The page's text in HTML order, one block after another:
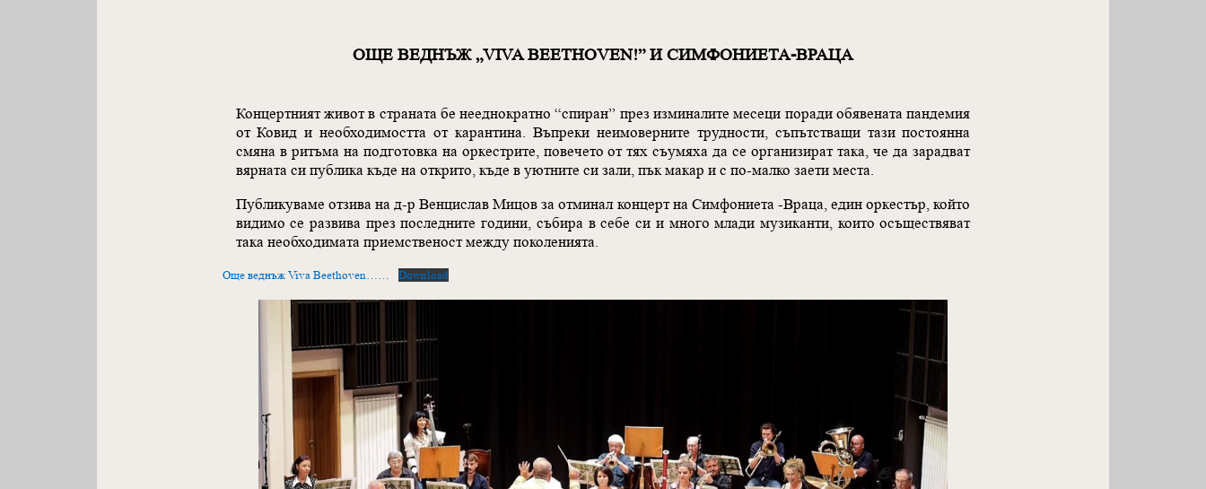
ОЩЕ ВЕДНЪЖ „VIVA BEETHOVEN!” И СИМФОНИЕТА-ВРАЦА
Концертният живот в страната бе нееднократно “спиран” през изминалите месеци поради обявената пандемия
от Ковид и необходимостта от карантина. Въпреки неимоверните трудности, съпътстващи тази постоянна
смяна в ритъма на подготовка на оркестрите, повечето от тях съумяха да се организират така, че да зарадват
вярната си публика къде на открито, къде в уютните си зали, пък макар и с по-малко заети места.
Публикуваме отзива на д-р Венцислав Мицов за отминал концерт на Симфониета -Враца, един оркестър, който
видимо се развива през последните години, събира в себе си и много млади музиканти, които осъществяват
така необходимата приемственост между поколенията.
Още веднъж Viva Beethoven…… Download